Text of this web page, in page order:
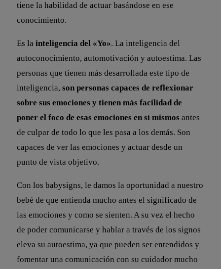
tiene la habilidad de actuar basándose en ese
conocimiento.
Es lainteligencia del «Yo». La inteligencia del
autoconocimiento, automotivación y autoestima. Las
personas que tienen más desarrollada este tipo de
inteligencia,son personas capaces de reflexionar
sobre sus emociones y tienen más facilidad de
poner el foco de esas emociones en sí mismosantes
de culpar de todo lo que les pasa a los demás. Son
capaces de ver las emociones y actuar desde un
punto de vista objetivo.
Con los babysigns, le damos la oportunidad a nuestro
bebé de que entienda mucho antes el significado de
las emociones y como se sienten. A su vez el hecho
de poder comunicarse y hablar a través de los signos
eleva su autoestima, ya que pueden ser entendidos y
fomentar una comunicación con su cuidador mucho